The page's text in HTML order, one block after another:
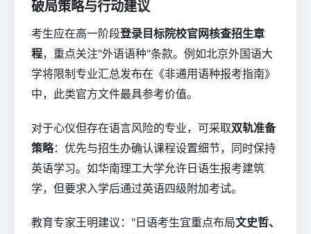
破局策略与行动建议
考生应在高一阶段登录目标院校官网核查招生章
程，重点关注"外语语种"条款。例如北京外国语大
学将限制专业汇总发布在《非通用语种报考指南》
中，此类官方文件最具参考价值。
对于心仪但存在语言风险的专业，可采取双轨准备
策略：优先与招生办确认课程设置细节，同时保持
英语学习。如华南理工大学允许日语生报考建筑
学，但要求入学后通过英语四级附加考试。
教育专家王明建议："日语考生宜重点布局文史哲、